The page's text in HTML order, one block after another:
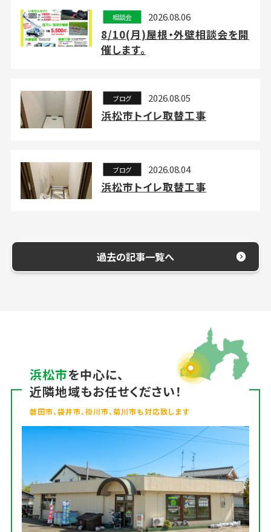
相談会 2026.08.06
8/10(月)屋根・外壁相談会を開
催します。
ブログ 2026.08.05
浜松市トイレ取替工事
ブログ 2026.08.04
浜松市トイレ取替工事
過去の記事一覧へ
浜松市を中心に、
近隣地域もお任せください！
磐田市、袋井市、掛川市、菊川市も対応致します